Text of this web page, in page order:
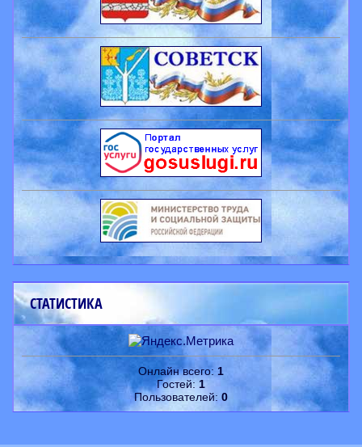
СТАТИСТИКА
Онлайн всего: 1
Гостей:1
Пользователей: 0